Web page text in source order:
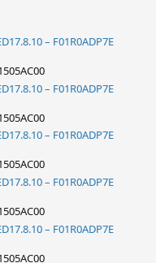
– F01R0ADP7E
– F01R0ADP7E
– F01R0ADP7E
– F01R0ADP7E
– F01R0ADP7E